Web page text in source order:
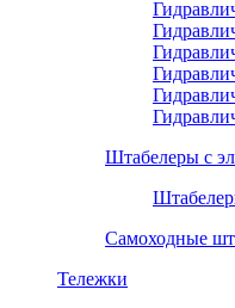
Штабелеры с
Самоходные
Тележки